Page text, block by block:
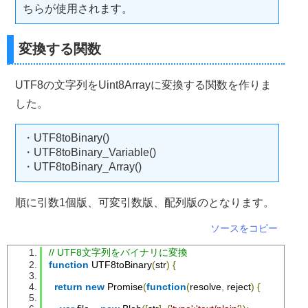
ちらが使用されます。
変換する関数
UTF8の文字列をUint8Arrayに変換する関数を作りま
した。
・UTF8toBinary()
・UTF8toBinary_Variable()
・UTF8toBinary_Array()
順に引数1個版、可変引数版、配列版のとなります。
ソースをコピー
// UTF8文字列をバイナリに変換
function UTF8toBinary(str) {
return new Promise(function(resolve, reject) {